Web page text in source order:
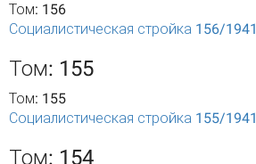
Том: 156
Социалистическая стройка 156/1941
Том: 155
Том: 155
Социалистическая стройка 155/1941
Том: 154